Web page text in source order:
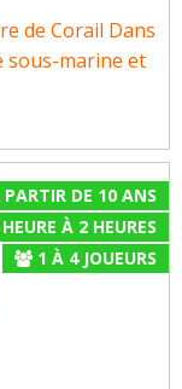
de Corail Dans
sous-marine et
PARTIR DE 10 ANS
À 2 HEURES
1 À 4JOUEURS